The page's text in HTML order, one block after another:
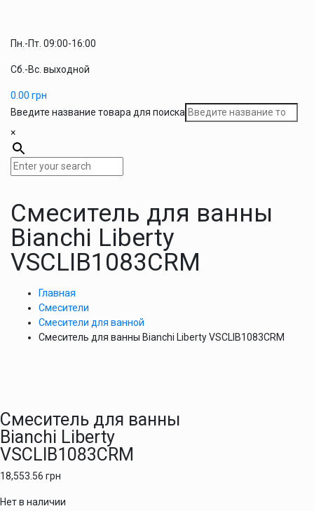
Пн.-Пт. 09:00-16:00
Сб.-Вс. выходной
0.00 грн
Введите название товара для поиска
×
Смеситель для ванны
Bianchi Liberty
VSCLIB1083CRM
Главная
Смесители
Смесители для ванной
Смеситель для ванны Bianchi Liberty VSCLIB1083CRM
Смеситель для ванны
Bianchi Liberty
VSCLIB1083CRM
18,553.56 грн
Нет в наличии